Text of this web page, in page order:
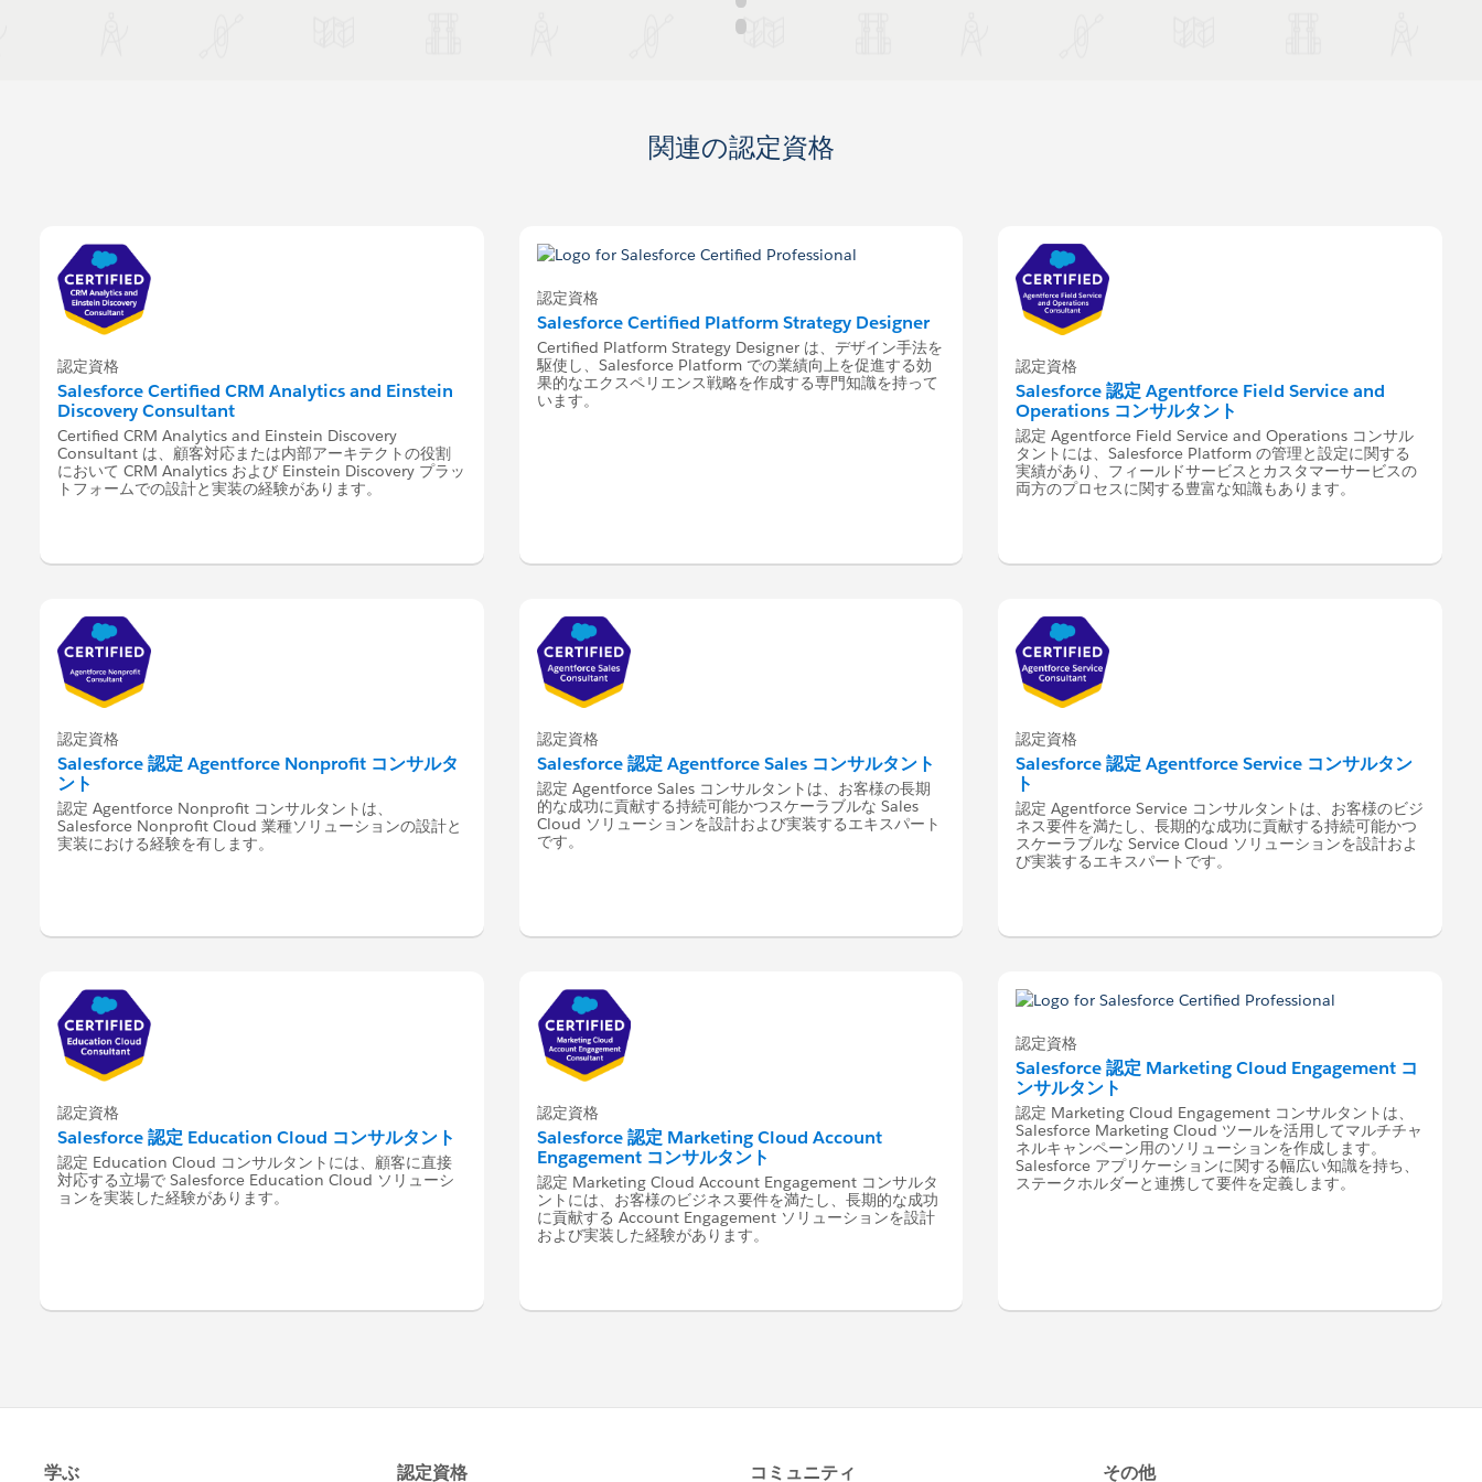
関連の認定資格
認定資格
Salesforce Certified CRM Analytics and Einstein
Discovery Consultant
Certified CRM Analytics and Einstein Discovery
Consultant は、顧客対応または内部アーキテクトの役割
において CRM Analytics および Einstein Discovery プラッ
トフォームでの設計と実装の経験があります。
認定資格
Salesforce Certified Platform Strategy Designer
Certified Platform Strategy Designer は、デザイン手法を
駆使し、Salesforce Platform での業績向上を促進する効
果的なエクスペリエンス戦略を作成する専門知識を持って
います。
認定資格
Salesforce 認定 Agentforce Field Service and
Operations コンサルタント
認定 Agentforce Field Service and Operations コンサル
タントには、Salesforce Platform の管理と設定に関する
実績があり、フィールドサービスとカスタマーサービスの
両方のプロセスに関する豊富な知識もあります。
認定資格
Salesforce 認定 Agentforce Nonprofit コンサルタ
ント
認定 Agentforce Nonprofit コンサルタントは、
Salesforce Nonprofit Cloud 業種ソリューションの設計と
実装における経験を有します。
認定資格
Salesforce 認定 Agentforce Sales コンサルタント
認定 Agentforce Sales コンサルタントは、お客様の長期
的な成功に貢献する持続可能かつスケーラブルな Sales
Cloud ソリューションを設計および実装するエキスパート
です。
認定資格
Salesforce 認定 Agentforce Service コンサルタン
ト
認定 Agentforce Service コンサルタントは、お客様のビジ
ネス要件を満たし、長期的な成功に貢献する持続可能かつ
スケーラブルな Service Cloud ソリューションを設計およ
び実装するエキスパートです。
認定資格
Salesforce 認定 Education Cloud コンサルタント
認定 Education Cloud コンサルタントには、顧客に直接
対応する立場で Salesforce Education Cloud ソリューシ
ョンを実装した経験があります。
認定資格
Salesforce 認定 Marketing Cloud Account
Engagement コンサルタント
認定 Marketing Cloud Account Engagement コンサルタ
ントには、お客様のビジネス要件を満たし、長期的な成功
に貢献する Account Engagement ソリューションを設計
および実装した経験があります。
認定資格
Salesforce 認定 Marketing Cloud Engagement コ
ンサルタント
認定 Marketing Cloud Engagement コンサルタントは、
Salesforce Marketing Cloud ツールを活用してマルチチャ
ネルキャンペーン用のソリューションを作成します。
Salesforce アプリケーションに関する幅広い知識を持ち、
ステークホルダーと連携して要件を定義します。